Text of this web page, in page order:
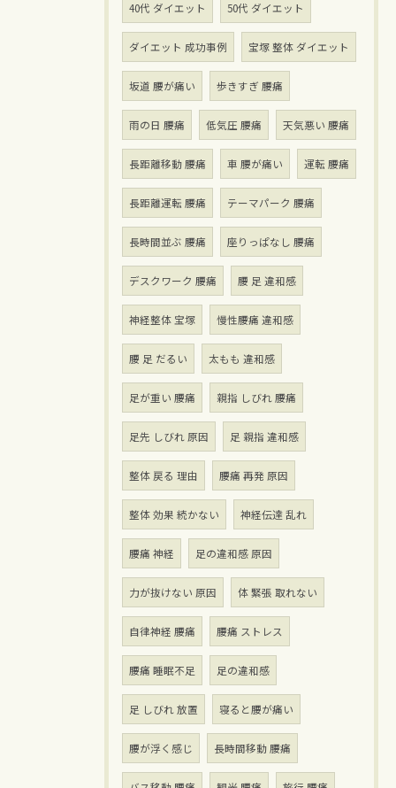
40代 ダイエット 50代 ダイエット
ダイエット 成功事例 宝塚 整体 ダイエット
坂道 腰が痛い 歩きすぎ 腰痛
雨の日 腰痛 低気圧 腰痛 天気悪い 腰痛
長距離移動 腰痛 車 腰が痛い 運転 腰痛
長距離運転 腰痛 テーマパーク 腰痛
長時間並ぶ 腰痛 座りっぱなし 腰痛
デスクワーク 腰痛 腰 足 違和感
神経整体 宝塚 慢性腰痛 違和感
腰 足 だるい 太もも 違和感
足が重い 腰痛 親指 しびれ 腰痛
足先 しびれ 原因 足 親指 違和感
整体 戻る 理由 腰痛 再発 原因
整体 効果 続かない 神経伝達 乱れ
腰痛 神経 足の違和感 原因
力が抜けない 原因 体 緊張 取れない
自律神経 腰痛 腰痛 ストレス
腰痛 睡眠不足 足の違和感
足 しびれ 放置 寝ると腰が痛い
腰が浮く感じ 長時間移動 腰痛